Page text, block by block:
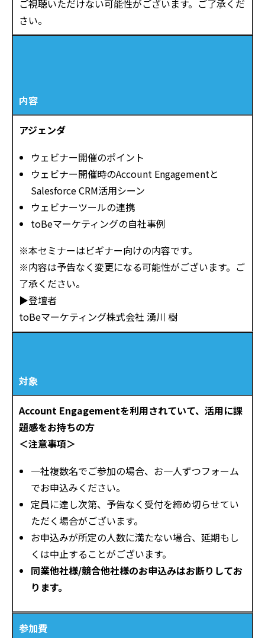
ご視聴いただけない可能性がございます。ご了承くだ
さい。
内容
アジェンダ
ウェビナー開催のポイント
ウェビナー開催時のAccount Engagementと
Salesforce CRM活用シーン
ウェビナーツールの連携
toBeマーケティングの自社事例
※本セミナーはビギナー向けの内容です。
※内容は予告なく変更になる可能性がございます。ご
了承ください。
▶登壇者
toBeマーケティング株式会社 湧川 樹
対象
Account Engagementを利用されていて、活用に課
題感をお持ちの方
＜注意事項＞
一社複数名でご参加の場合、お一人ずつフォーム
でお申込みください。
定員に達し次第、予告なく受付を締め切らせてい
ただく場合がございます。
お申込みが所定の人数に満たない場合、延期もし
くは中止することがございます。
同業他社様/競合他社様のお申込みはお断りしてお
ります。
参加費